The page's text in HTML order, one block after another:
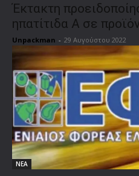
Έκτακτη
ηπατίτιδα Α σε προϊόν
Unpackman - 29 Αυγούστου 2022
ΝΕΑ